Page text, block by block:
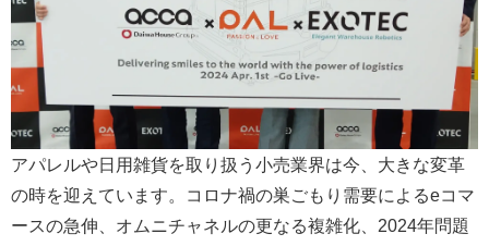
アパレルや日用雑貨を取り扱う小売業界は今、大きな変革
の時を迎えています。コロナ禍の巣ごもり需要によるeコマ
ースの急伸、オムニチャネルの更なる複雑化、2024年問題